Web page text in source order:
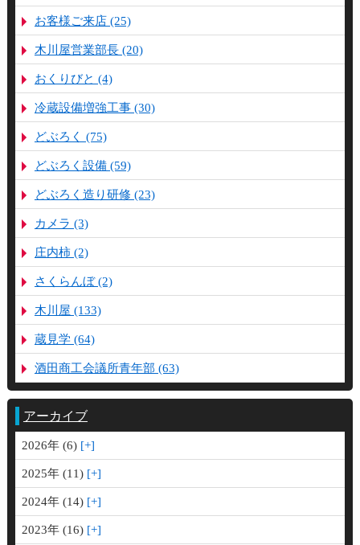
お客様ご来店 (25)
木川屋営業部長 (20)
おくりびと (4)
冷蔵設備増強工事 (30)
どぶろく (75)
どぶろく設備 (59)
どぶろく造り研修 (23)
カメラ (3)
庄内柿 (2)
さくらんぼ (2)
木川屋 (133)
蔵見学 (64)
酒田商工会議所青年部 (63)
アーカイブ
2026年 (6)
2025年 (11)
2024年 (14)
2023年 (16)